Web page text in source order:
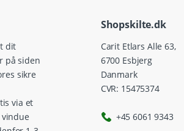
dit
på siden
sikre
via et
Shopskilte.dk
Carit Etlars Alle 63,
6700 Esbjerg
Danmark
CVR: 15475374
+45 6061 9343